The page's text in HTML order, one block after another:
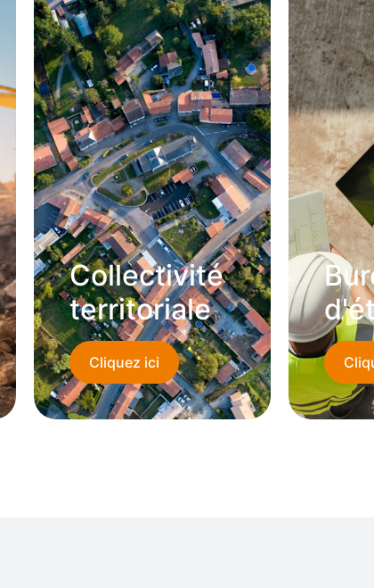
Collectivité
territoriale
Cliquez ici